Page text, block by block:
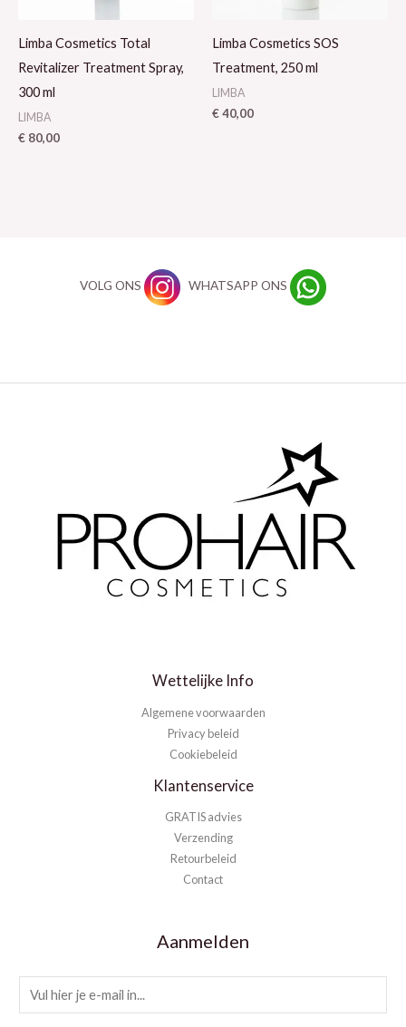
Limba Cosmetics Total
Revitalizer Treatment Spray,
300 ml
LIMBA
€ 80,00
Limba Cosmetics SOS
Treatment, 250 ml
LIMBA
€40,00
VOLG ONS WHATSAPP ONS
Wettelijke Info
Algemene voorwaarden
Privacy beleid
Cookiebeleid
Klantenservice
GRATIS advies
Verzending
Retourbeleid
Contact
Aanmelden
m